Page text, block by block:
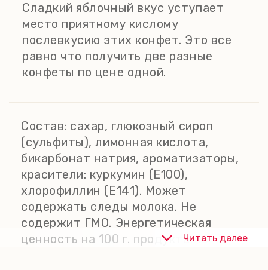
Сладкий яблочный вкус уступает
место приятному кислому
послевкусию этих конфет. Это все
равно что получить две разные
конфеты по цене одной.
Состав: сахар, глюкозный сироп
(сульфиты), лимонная кислота,
бикарбонат натрия, ароматизаторы,
красители: куркумин (Е100),
хлорофиллин (Е141). Может
содержать следы молока. Не
содержит ГМО. Энергетическая
ценность на 100 г. продукта: 1673
Читать далее